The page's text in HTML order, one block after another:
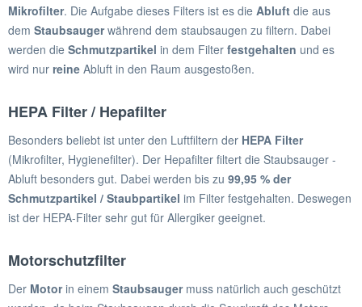
Mikrofilter. Die Aufgabe dieses Filters ist es die Abluft die aus
dem Staubsaugerwährend dem staubsaugen zu filtern. Dabei
werden die Schmutzpartikel in dem Filter festgehalten und es
wird nur reine Abluft in den Raum ausgestoßen.
HEPA Filter / Hepafilter
Besonders beliebt ist unter den Luftfiltern der HEPA Filter
(Mikrofilter, Hygienefilter). Der Hepafilter filtert die Staubsauger -
Abluft besonders gut. Dabei werden bis zu 99,95 % der
Schmutzpartikel / Staubpartikel im Filter festgehalten. Deswegen
ist der HEPA-Filter sehr gut für Allergiker geeignet.
Motorschutzfilter
Der Motorin einem Staubsaugermuss natürlich auch geschützt